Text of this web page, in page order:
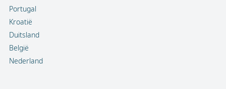
Portugal
Kroatië
Duitsland
België
Nederland